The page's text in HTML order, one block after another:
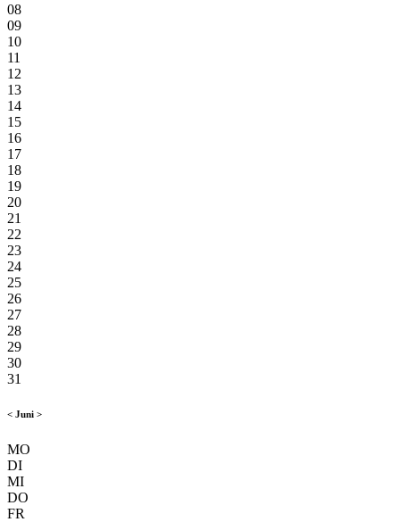
08
09
10
11
12
13
14
15
16
17
18
19
20
21
22
23
24
25
26
27
28
29
30
31
< Juni >
MO
DI
MI
DO
FR